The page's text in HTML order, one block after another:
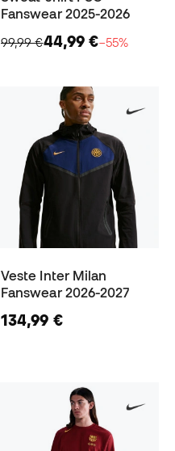
Fanswear 2025-2026
99,99 €44,99 €−55%
Veste Inter Milan
Fanswear 2026-2027
134,99 €